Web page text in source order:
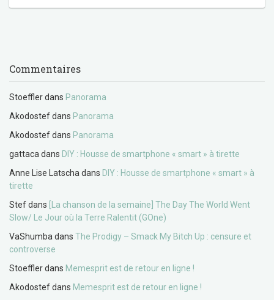
Commentaires
Stoefflerdans Panorama
Akodostefdans Panorama
Akodostefdans Panorama
gattacadans DIY : Housse de smartphone « smart » à tirette
Anne Lise Latschadans DIY : Housse de smartphone « smart » à
tirette
Stefdans
[La chanson de la semaine] The Day The World Went
Slow/ Le Jour où la Terre Ralentit (GOne)
VaShumbadans The Prodigy – Smack My Bitch Up : censure et
controverse
Stoefflerdans Memesprit est de retour en ligne !
Akodostefdans Memesprit est de retour en ligne !